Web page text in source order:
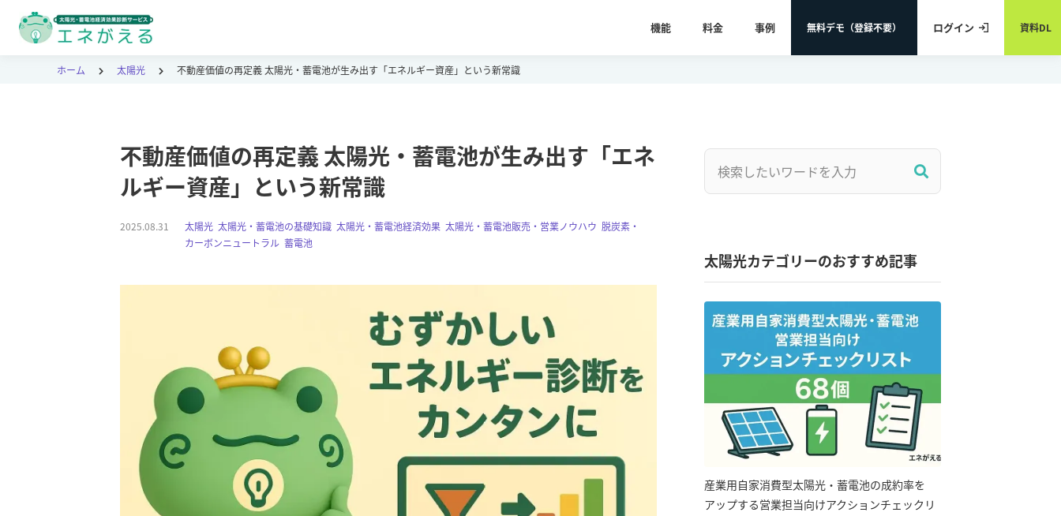
機能 料金 事例 無料デモ（登録不要） ログイン 資料DL
ホーム 太陽光 不動産価値の再定義 太陽光・蓄電池が生み出す「エネルギー資産」という新常識
不動産価値の再定義 太陽光・蓄電池が生み出す「エネ
ルギー資産」という新常識
太陽光 ,太陽光・蓄電池の基礎知識 ,太陽光・蓄電池経済効果 ,太陽光・蓄電池販売・営業ノウハウ ,脱炭素・
カーボンニュートラル ,蓄電池
2025.08.31
太陽光カテゴリーのおすすめ記事
産業用自家消費型太陽光・蓄電池の成約率を
アップする営業担当向けアクションチェックリ